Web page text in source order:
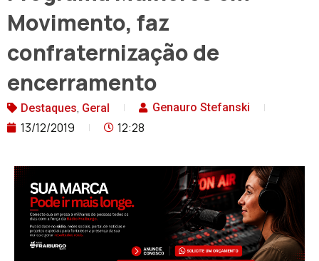
Movimento, faz
confraternização de
encerramento
Destaques, Geral Genauro Stefanski
13/12/2019 12:28